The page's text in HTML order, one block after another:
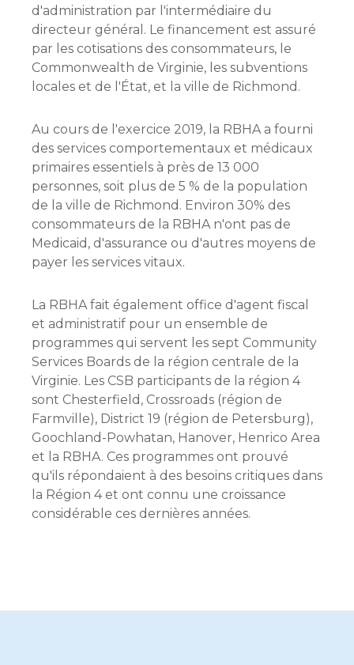
d'administration par l'intermédiaire du
directeur général. Le financement est assuré
par les cotisations des consommateurs, le
Commonwealth de Virginie, les subventions
locales et de l'État, et la ville de Richmond.
Au cours de l'exercice 2019, la RBHA a fourni
des services comportementaux et médicaux
primaires essentiels à près de 13 000
personnes, soit plus de 5 % de la population
de la ville de Richmond. Environ 30% des
consommateurs de la RBHA n'ont pas de
Medicaid, d'assurance ou d'autres moyens de
payer les services vitaux.
La RBHA fait également office d'agent fiscal
et administratif pour un ensemble de
programmes qui servent les sept Community
Services Boards de la région centrale de la
Virginie. Les CSB participants de la région 4
sont Chesterfield, Crossroads (région de
Farmville), District 19 (région de Petersburg),
Goochland-Powhatan, Hanover, Henrico Area
et la RBHA. Ces programmes ont prouvé
qu'ils répondaient à des besoins critiques dans
la Région 4 et ont connu une croissance
considérable ces dernières années.